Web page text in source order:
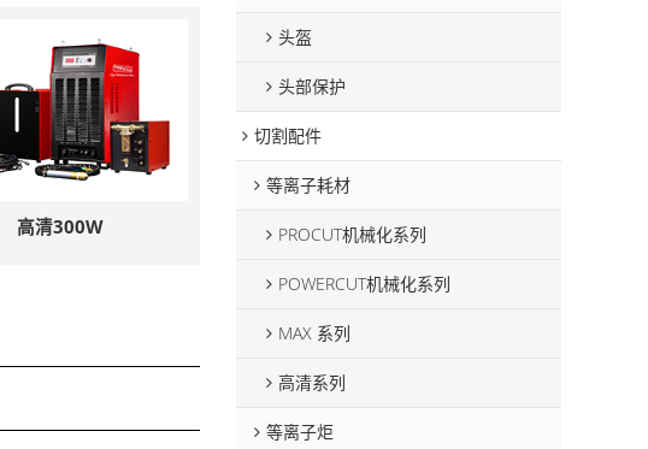
高清300W
头盔
头部保护
切割配件
等离子耗材
PROCUT机械化系列
POWERCUT机械化系列
MAX 系列
高清系列
等离子炬